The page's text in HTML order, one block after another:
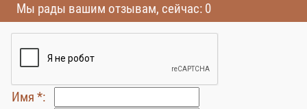
Мы рады вашим отзывам, сейчас: 0
Имя *: